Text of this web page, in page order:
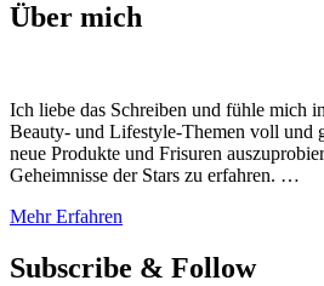
Über mich
Ich liebe das Schreiben und fühle mich
Beauty- und Lifestyle-Themen voll und
neue Produkte und Frisuren
Geheimnisse der Stars zu erfahren. …
Mehr Erfahren
Subscribe & Follow